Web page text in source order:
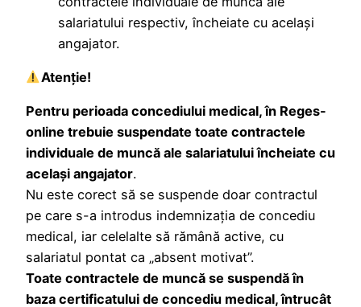
salariatului respectiv, încheiate cu același
angajator.
Atenţie!
Pentru perioada concediului medical, în Reges-
online trebuie suspendate toate contractele
individuale de muncă ale salariatului încheiate cu
același angajator.
Nu este corect să se suspende doar contractul
pe care s-a introdus indemnizația de concediu
medical, iar celelalte să rămână active, cu
salariatul pontat ca „absent motivat”.
Toate contractele de muncă se suspendă în
baza certificatului de concediu medical, întrucât